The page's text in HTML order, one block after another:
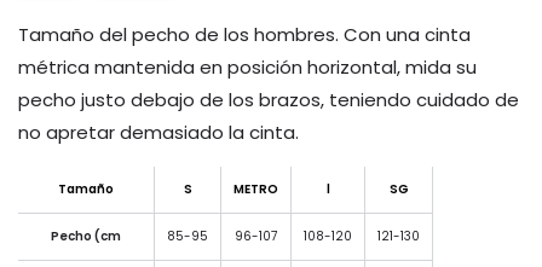
Tamaño del pecho de los hombres. Con una cinta
métrica mantenida en posición horizontal, mida su
pecho justo debajo de los brazos, teniendo cuidado de
no apretar demasiado la cinta.
Tamaño S METRO l SG
Pecho (cm 85-95 96-107 108-120 121-130